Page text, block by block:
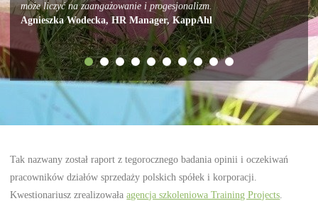
może liczyć na zaangażowanie i progesjonalizm.
Agnieszka Wodecka, HR Manager, KappAhl
Tak nazwany został raport z tegorocznego badania opinii i oczekiwań
pracowników działów sprzedaży polskich spółek i korporacji.
Kwestionariusz zrealizowałaagencja szkoleniowa Training Projects